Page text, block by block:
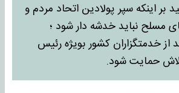
بر اینکه سپر پولادین اتحاد مردم و
مسلح نباید خدشه دار شود ؛
از خدمتگزاران کشور بویژه رئیس
حمایت شود.